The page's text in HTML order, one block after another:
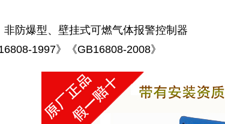
防爆型、壁挂式可燃气体报警控制器
1997》《GB16808-2008》